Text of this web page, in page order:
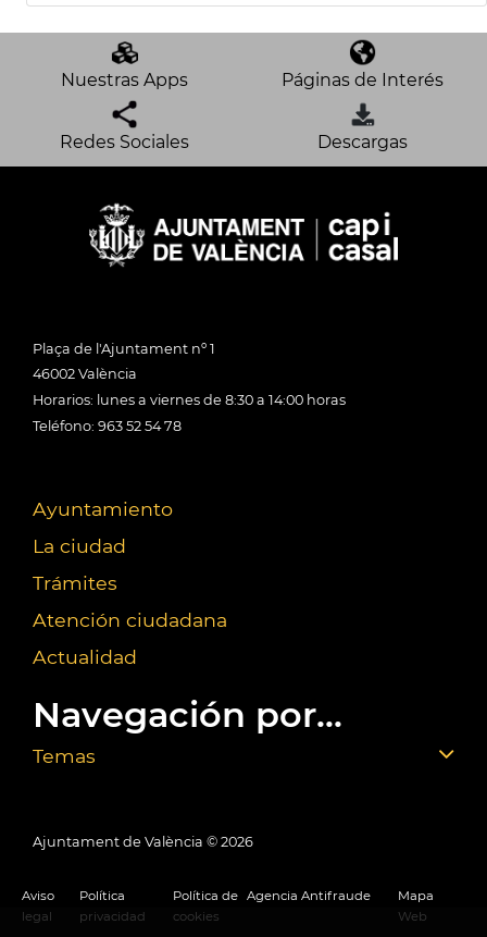
Nuestras Apps Páginas de Interés
Redes Sociales Descargas
Plaça de l'Ajuntament nº 1
46002 València
Horarios: lunes a viernes de 8:30 a 14:00 horas
Teléfono: 963 52 54 78
Ayuntamiento
La ciudad
Trámites
Atención ciudadana
Actualidad
Navegación por...
Temas
Ajuntament de València © 2026
Aviso
legal
Política
privacidad
Política de
cookies
Agencia Antifraude
Mapa
Web